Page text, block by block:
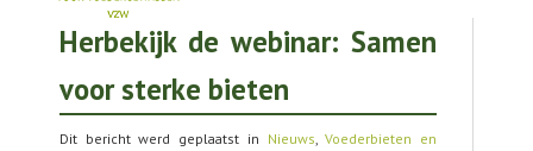
NIEUWS
PRAKTIJKONDERZOEK
PUBLICATIES
Herbekijk de webinar: Samen
voor sterke bieten
Dit bericht werd geplaatst in Nieuws,Voederbieten en